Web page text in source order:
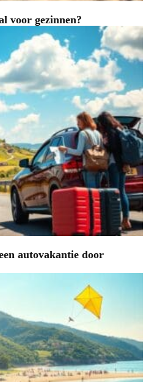
voor gezinnen?
autovakantie door